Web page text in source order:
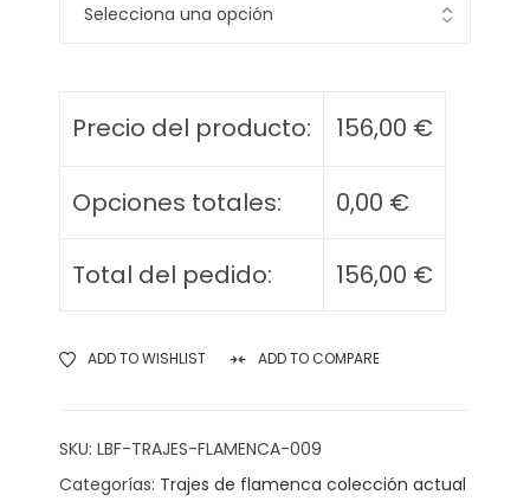
Precio del producto: 156,00 €
Opciones totales: 0,00 €
Total del pedido: 156,00 €
ADD TO WISHLIST ADD TO COMPARE
SKU: LBF-TRAJES-FLAMENCA-009
Categorías: Trajes de flamenca colección actual